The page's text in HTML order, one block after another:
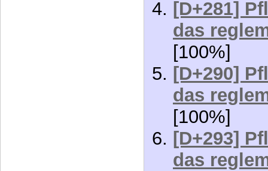
das
[100%]
[D+281]
das
[100%]
[D+290]
das
[100%]